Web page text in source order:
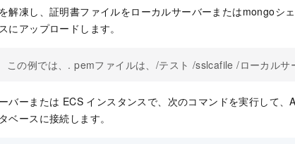
解凍し、証明書ファイルをローカルサーバーまたはmongoシ
にアップロードします。
この例では、 . pemファイルは、 /テスト /sslcafile /ローカルサ
バーまたは ECS インスタンスで、次のコマンドを実行して
ベースに接続します。